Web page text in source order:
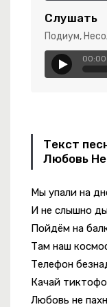
Слушать
Подиум,
00:00
Текст
Любовь
Мы упали на
И не слышно
Пойдём на
Там наш
Телефон
Качай
Любовь не
-Голубые
-Герой
Нас Кроме